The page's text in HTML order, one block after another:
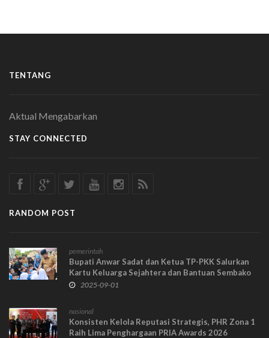
TENTANG
Aktual Mengabarkan
STAY CONNECTED
RANDOM POST
pemerintah
Bupati Anwar Sadat dan Ketua TP-PKK Salurkan
Kartu Keluarga Sejahtera dan Bantuan Sembako
untuk Masyarakat
2025-09-01
nasional
Konsisten Kelola Reputasi Strategis, PHR Zona 1
Raih Lima Penghargaan PRIA Awards 2026